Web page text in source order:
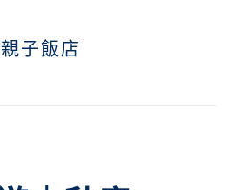
親子飯店